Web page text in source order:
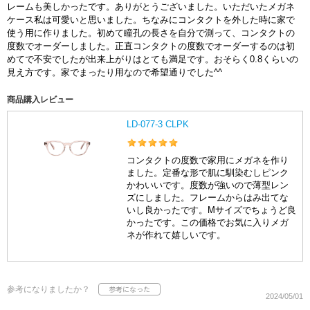
レームも美しかったです。ありがとうございました。いただいたメガネ
ケース私は可愛いと思いました。ちなみにコンタクトを外した時に家で
使う用に作りました。初めて瞳孔の長さを自分で測って、コンタクトの
度数でオーダーしました。正直コンタクトの度数でオーダーするのは初
めてで不安でしたが出来上がりはとても満足です。おそらく0.8くらいの
見え方です。家でまったり用なので希望通りでした^^
商品購入レビュー
LD-077-3 CLPK
コンタクトの度数で家用にメガネを作り
ました。定番な形で肌に馴染むしピンク
かわいいです。度数が強いので薄型レン
ズにしました。フレームからはみ出てな
いし良かったです。Mサイズでちょうど良
かったです。この価格でお気に入りメガ
ネが作れて嬉しいです。
参考になりましたか？
2024/05/01